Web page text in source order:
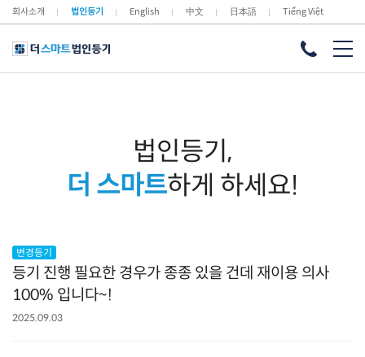
회사소개 법인등기 English 中文 日本語 Tiếng Việt
법인등기,
더 스마트하게 하세요!
변경등기
등기 진행 필요한 경우가 종종 있을 건데 재이용 의사
100% 입니다~!
2025.09.03